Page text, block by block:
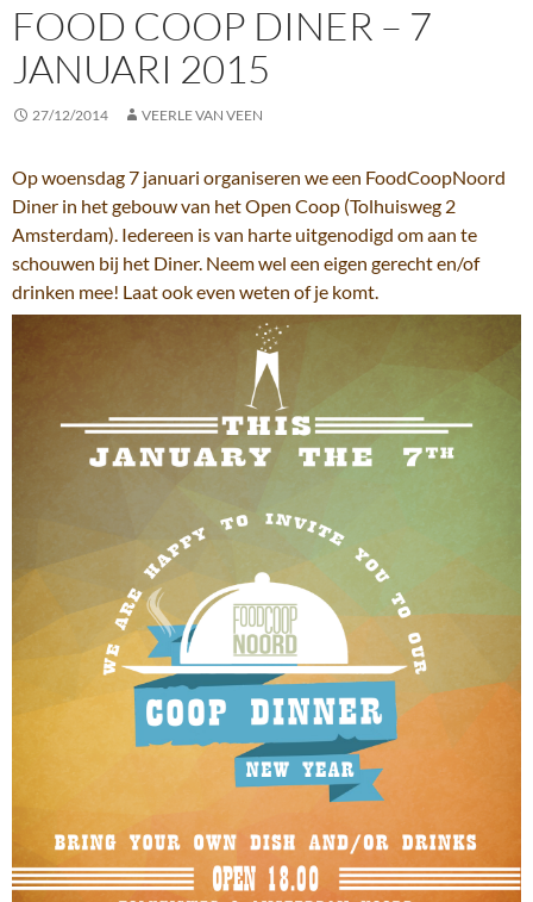
FOOD COOP DINER – 7
JANUARI 2015
27/12/2014 VEERLE VAN VEEN
Op woensdag 7 januari organiseren we een FoodCoopNoord
Diner in het gebouw van het Open Coop (Tolhuisweg 2
Amsterdam). Iedereen is van harte uitgenodigd om aan te
schouwen bij het Diner. Neem wel een eigen gerecht en/of
drinken mee! Laat ook even weten of je komt.